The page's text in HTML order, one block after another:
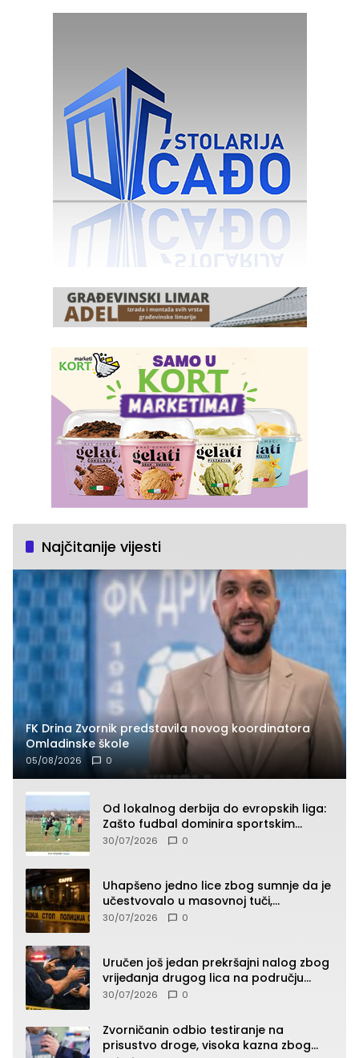
Najčitanije vijesti
FK Drina Zvornik predstavila novog koordinatora
Omladinske škole
05/08/2026 0
Od lokalnog derbija do evropskih liga:
Zašto fudbal dominira sportskim
klađenjem
30/07/2026 0
Uhapšeno jedno lice zbog sumnje da je
učestvovalo u masovnoj tuči,
maloljetnik zadobio povrede
30/07/2026 0
Uručen još jedan prekršajni nalog zbog
vrijeđanja drugog lica na području
Zvornika
30/07/2026 0
Zvorničanin odbio testiranje na
prisustvo droge, visoka kazna zbog